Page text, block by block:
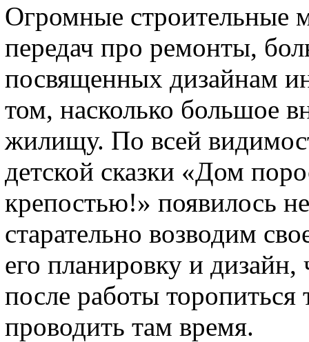
Огромные строительные
передач про ремонты,
посвященных дизайнам
том, насколько большое
жилищу. По всей
детской сказки «Дом
крепостью!» появилось
старательно возводим
его планировку и
после работы торопиться
проводить там время.